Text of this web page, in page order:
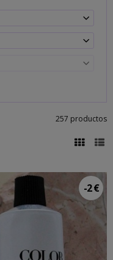
257 productos
-2 €